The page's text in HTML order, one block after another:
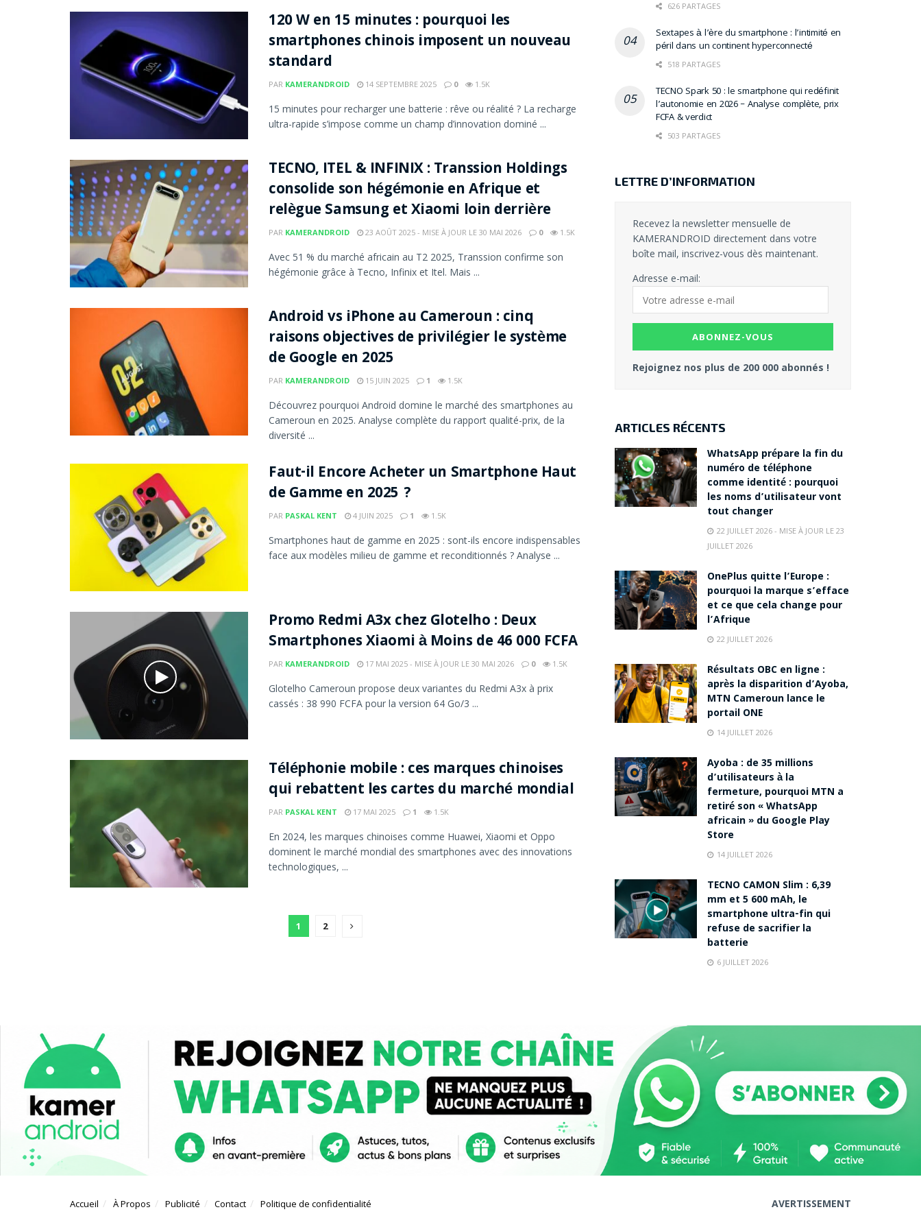
120 W en 15 minutes : pourquoi les
smartphones chinois imposent un nouveau
standard
PAR KAMERANDROID 14 SEPTEMBRE 2025 0 1.5K
15 minutes pour recharger une batterie : rêve ou réalité ? La recharge
ultra-rapide s’impose comme un champ d’innovation dominé ...
TECNO, ITEL & INFINIX : Transsion Holdings
consolide son hégémonie en Afrique et
relègue Samsung et Xiaomi loin derrière
PAR KAMERANDROID 23 AOÛT 2025 - MISE À JOUR LE 30 MAI 2026 0 1.5K
Avec 51 % du marché africain au T2 2025, Transsion confirme son
hégémonie grâce à Tecno, Infinix et Itel. Mais ...
Android vs iPhone au Cameroun : cinq
raisons objectives de privilégier le système
de Google en 2025
PAR KAMERANDROID 15 JUIN 2025 1 1.5K
Découvrez pourquoi Android domine le marché des smartphones au
Cameroun en 2025. Analyse complète du rapport qualité-prix, de la
diversité ...
Faut-il Encore Acheter un Smartphone Haut
de Gamme en 2025 ?
PAR PASKAL KENT 4 JUIN 2025 1 1.5K
Smartphones haut de gamme en 2025 : sont-ils encore indispensables
face aux modèles milieu de gamme et reconditionnés ? Analyse ...
Promo Redmi A3x chez Glotelho : Deux
Smartphones Xiaomi à Moins de 46 000 FCFA
PAR KAMERANDROID 17 MAI 2025 - MISE À JOUR LE 30 MAI 2026 0 1.5K
Glotelho Cameroun propose deux variantes du Redmi A3x à prix
cassés : 38 990 FCFA pour la version 64 Go/3 ...
Téléphonie mobile : ces marques chinoises
qui rebattent les cartes du marché mondial
PAR PASKAL KENT 17 MAI 2025 1 1.5K
En 2024, les marques chinoises comme Huawei, Xiaomi et Oppo
dominent le marché mondial des smartphones avec des innovations
technologiques, ...
1 2
626 PARTAGES
Sextapes à l’ère du smartphone : l’intimité en
péril dans un continent hyperconnecté
518 PARTAGES
TECNO Spark 50 : le smartphone qui redéfinit
l’autonomie en 2026 – Analyse complète, prix
FCFA & verdict
503 PARTAGES
LETTRE D’INFORMATION
Recevez la newsletter mensuelle de
KAMERANDROID directement dans votre
boîte mail, inscrivez-vous dès maintenant.
Adresse e-mail:
Rejoignez nos plus de 200 000 abonnés !
ARTICLES RÉCENTS
WhatsApp prépare la fin du
numéro de téléphone
comme identité : pourquoi
les noms d’utilisateur vont
tout changer
22 JUILLET 2026 - MISE À JOUR LE 23
JUILLET 2026
OnePlus quitte l’Europe :
pourquoi la marque s’efface
et ce que cela change pour
l’Afrique
22 JUILLET 2026
Résultats OBC en ligne :
après la disparition d’Ayoba,
MTN Cameroun lance le
portail ONE
14 JUILLET 2026
Ayoba : de 35 millions
d’utilisateurs à la
fermeture, pourquoi MTN a
retiré son « WhatsApp
africain » du Google Play
Store
14 JUILLET 2026
TECNO CAMON Slim : 6,39
mm et 5 600 mAh, le
smartphone ultra-fin qui
refuse de sacrifier la
batterie
6 JUILLET 2026
Accueil À Propos Publicité Contact Politique de confidentialité
AVERTISSEMENT